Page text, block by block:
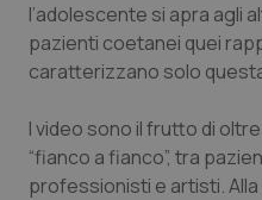
Quotidiano
Salute orale &
l’adolescente si apra agli
pazienti coetanei quei
caratterizzano solo
I video sono il frutto di
“fianco a fianco”, tra
professionisti e artisti.